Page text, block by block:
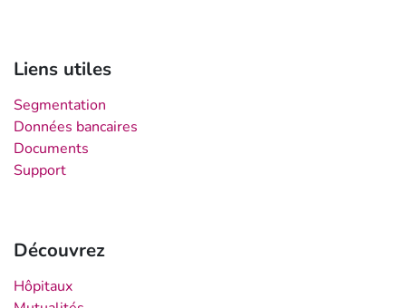
Liens utiles
Segmentation
Données bancaires
Documents
Support
Découvrez
Hôpitaux